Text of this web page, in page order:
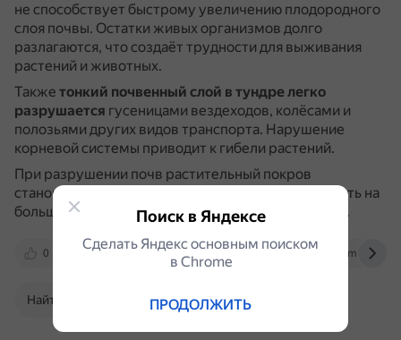
не способствует быстрому увеличению плодородного
слоя почвы. Остатки живых организмов долго
разлагаются, что создаёт трудности для выживания
растений и животных.
Также тонкий почвенный слой в тундре легко
разрушается гусеницами вездеходов, колёсами и
полозьями других видов транспорта. Нарушение
корневой системы приводит к гибели растений.
При разрушении почв растительный покров
становится беднее, животные вынуждены кочевать на
большие расстояния или погибать от бескормицы.
0 reshak.ru otvet.mail.ru
Найти в Поиске
Поиск в Яндексе
Сделать Яндекс основным поиском
в Сhrome
ПРОДОЛЖИТЬ